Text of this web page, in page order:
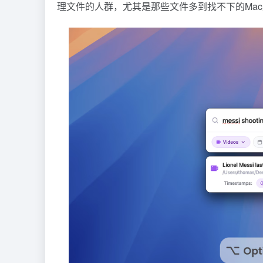
理文件的人群，尤其是那些文件多到找不下的